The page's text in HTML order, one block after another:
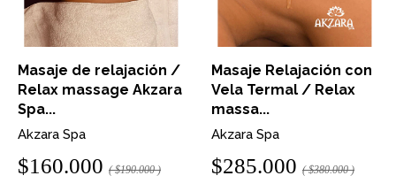
Masaje de relajación /
Relax massage Akzara
Spa...
Akzara Spa
$160.000 ( $190.000 )
Masaje Relajación con
Vela Termal / Relax
massa...
Akzara Spa
$285.000 ( $380.000 )